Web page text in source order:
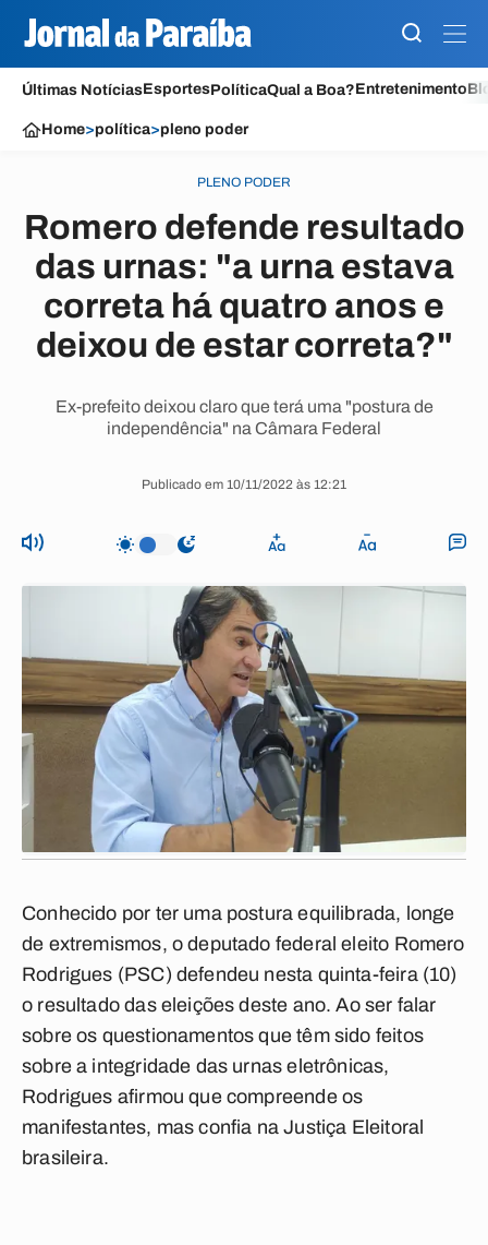
Últimas NotíciasEsportesPolíticaQual a Boa?Entretenimento
Home>política>pleno poder
PLENO PODER
Romero defende resultado
das urnas: "a urna estava
correta há quatro anos e
deixou de estar correta?"
Ex-prefeito deixou claro que terá uma "postura de
independência" na Câmara Federal
Publicado em 10/11/2022 às 12:21
Conhecido por ter uma postura equilibrada, longe
de extremismos, o deputado federal eleito Romero
Rodrigues (PSC) defendeu nesta quinta-feira (10)
o resultado das eleições deste ano. Ao ser falar
sobre os questionamentos que têm sido feitos
sobre a integridade das urnas eletrônicas,
Rodrigues afirmou que compreende os
manifestantes, mas confia na Justiça Eleitoral
brasileira.